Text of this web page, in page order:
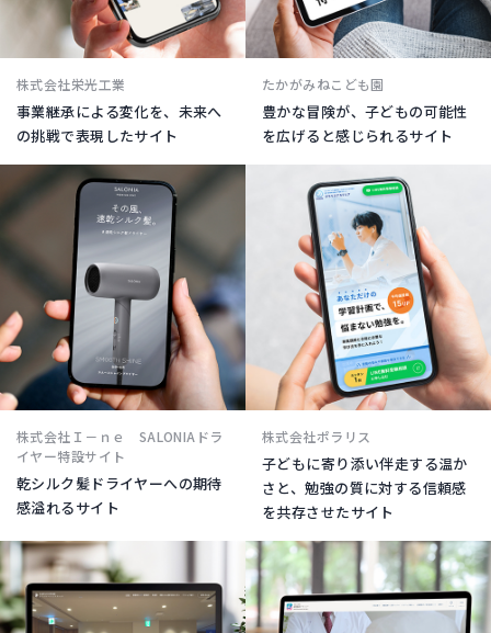
株式会社栄光工業
事業継承による変化を、未来へ
の挑戦で表現したサイト
たかがみねこども園
豊かな冒険が、子どもの可能性
を広げると感じられるサイト
株式会社Ｉ－ｎｅ SALONIAドラ
イヤー特設サイト
乾シルク髪ドライヤーへの期待
感溢れるサイト
株式会社ポラリス
子どもに寄り添い伴走する温か
さと、勉強の質に対する信頼感
を共存させたサイト